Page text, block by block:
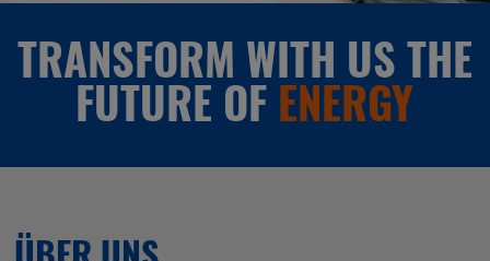
TRANSFORM WITH US THE
FUTURE OF ENERGY